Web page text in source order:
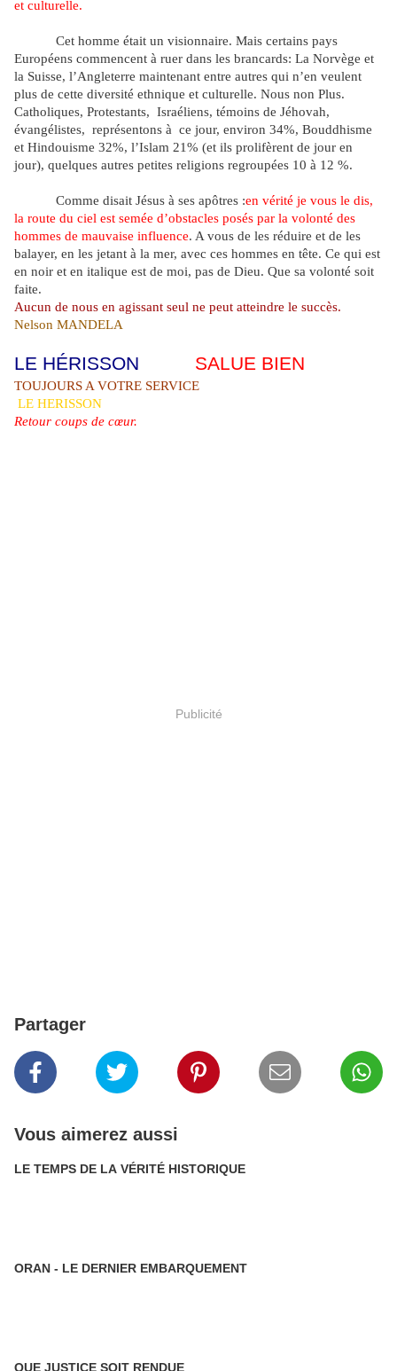
et culturelle.
Cet homme était un visionnaire. Mais certains pays
Européens commencent à ruer dans les brancards: La Norvège et
la Suisse, l’Angleterre maintenant entre autres qui n’en veulent
plus de cette diversité ethnique et culturelle. Nous non Plus.
Catholiques, Protestants, Israéliens, témoins de Jéhovah,
évangélistes, représentons à ce jour, environ 34%, Bouddhisme
et Hindouisme 32%, l’Islam 21% (et ils prolifèrent de jour en
jour), quelques autres petites religions regroupées 10 à 12 %.
Comme disait Jésus à ses apôtres :en vérité je vous le dis,
la route du ciel est semée d’obstacles posés par la volonté des
hommes de mauvaise influence. A vous de les réduire et de les
balayer, en les jetant à la mer, avec ces hommes en tête. Ce qui est
en noir et en italique est de moi, pas de Dieu. Que sa volonté soit
faite.
Aucun de nous en agissant seul ne peut atteindre le succès.
Nelson MANDELA
LE HÉRISSON SALUE BIEN
TOUJOURS A VOTRE SERVICE
LE HERISSON
Retour coups de cœur.
Publicité
Partager
Vous aimerez aussi
LE TEMPS DE LA VÉRITÉ HISTORIQUE
ORAN - LE DERNIER EMBARQUEMENT
QUE JUSTICE SOIT RENDUE